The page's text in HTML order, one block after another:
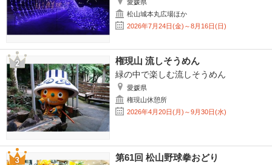
愛媛県
松山城本丸広場ほか
2026年7月24日(金)～8月16日(日)
権現山 流しそうめん
緑の中で楽しむ流しそうめん
愛媛県
権現山休憩所
2026年4月20日(月)～9月30日(水)
第61回 松山野球拳おどり